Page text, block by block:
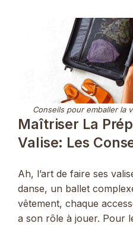
Conseils pour emballer la
Maîtriser La
Valise: Les
Ah, l’art de faire ses
danse, un ballet
vêtement, chaque
a son rôle à jouer. Pour